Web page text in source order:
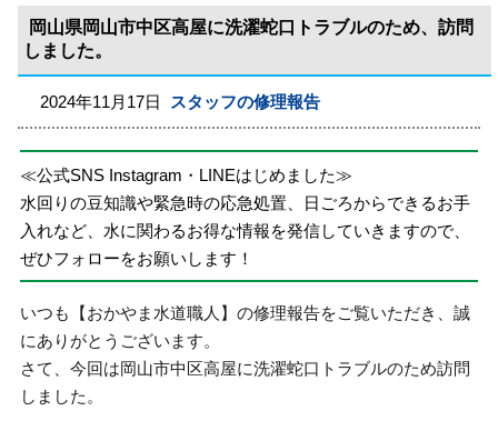
岡山県岡山市中区高屋に洗濯蛇口トラブルのため、訪問
しました。
2024年11月17日 スタッフの修理報告
≪公式SNS Instagram・LINEはじめました≫
水回りの豆知識や緊急時の応急処置、日ごろからできるお手
入れなど、水に関わるお得な情報を発信していきますので、
ぜひフォローをお願いします！
いつも【おかやま水道職人】の修理報告をご覧いただき、誠
にありがとうございます。
さて、今回は岡山市中区高屋に洗濯蛇口トラブルのため訪問
しました。